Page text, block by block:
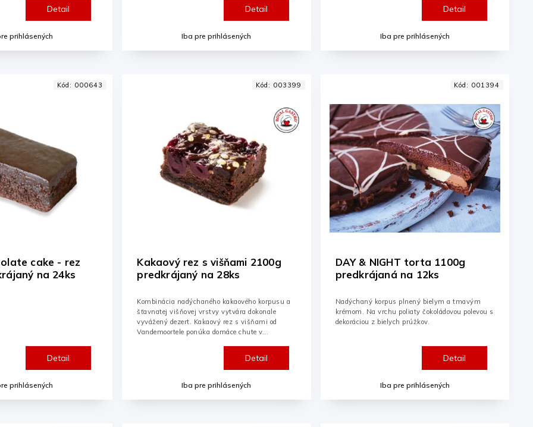
prihlásených
Detail
Iba pre prihlásených
Detail
Iba pre prihlásených
Detail
cake - rez
na 24ks
prihlásených
Detail
Kód: 000643
Kakaový rez s višňami 2100g
predkrájaný na 28ks
Iba pre prihlásených
Detail
Kombinácia nadýchaného kakaového korpusu a
šťavnatej višňovej vrstvy vytvára dokonale
vyvážený dezert. Kakaový rez s višňami od
Vandemoortele ponúka domáce chute v...
Kód: 003399
DAY & NIGHT torta 1100g
predkrájaná na 12ks
Iba pre prihlásených
Detail
Nadýchaný korpus plnený bielym a tmavým
krémom. Na vrchu poliaty čokoládovou polevou s
dekoráciou z bielych prúžkov.
Kód: 001394